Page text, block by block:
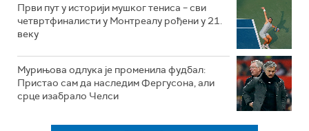
Први пут у историји мушког тениса – сви
четвртфиналисти у Монтреалу рођени у 21.
веку
Мурињова одлука је променила фудбал:
Пристао сам да наследим Фергусона, али
срце изабрало Челси